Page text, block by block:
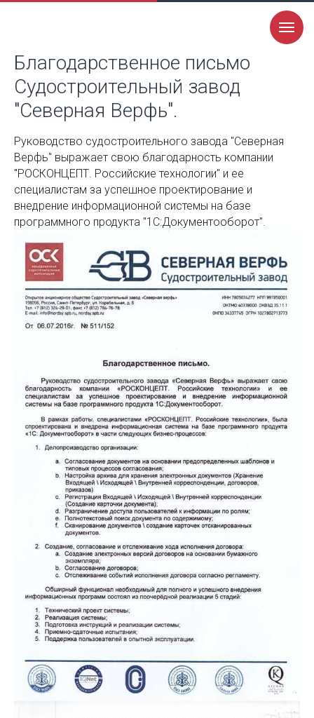
Благодарственное письмо
Судостроительный завод
"Северная Верфь".
Руководство судостроительного завода "Северная
Верфь" выражает свою благодарность компании
"РОСКОНЦЕПТ. Российские технологии" и ее
специалистам за успешное проектирование и
внедрение информационной системы на базе
программного продукта "1С:Документооборот".